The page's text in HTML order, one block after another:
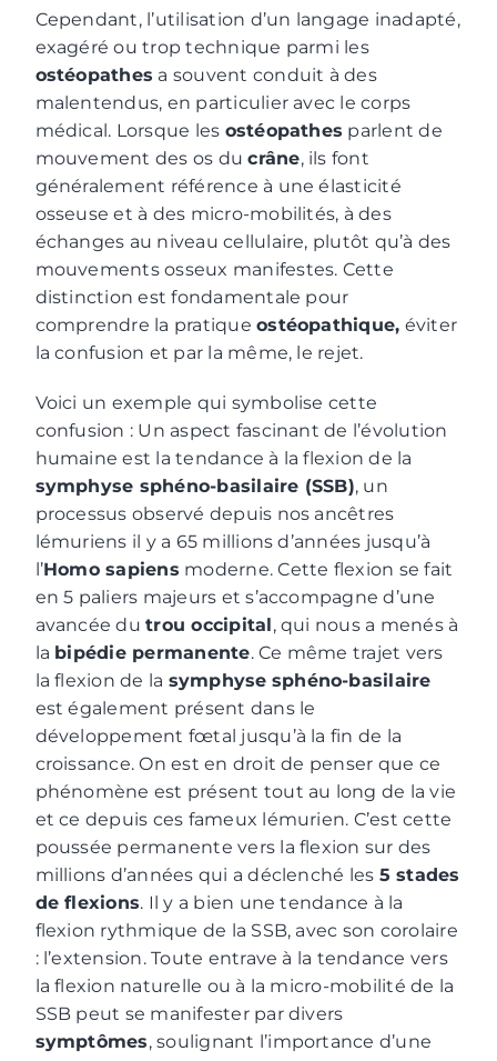
Cependant, l’utilisation d’un langage inadapté,
exagéré ou trop technique parmi les
ostéopathes a souvent conduit à des
malentendus, en particulier avec le corps
médical. Lorsque les ostéopathes parlent de
mouvement des os ducrâne, ils font
généralement référence à une élasticité
osseuse et à des micro-mobilités, à des
échanges au niveau cellulaire, plutôt qu’à des
mouvements osseux manifestes. Cette
distinction est fondamentale pour
comprendre la pratiqueostéopathique, éviter
la confusion et par la même, le rejet.
Voici un exemple qui symbolise cette
confusion : Un aspect fascinant de l’évolution
humaine est la tendance à la flexion de la
symphyse sphéno-basilaire (SSB), un
processus observé depuis nos ancêtres
lémuriens il y a 65 millions d’années jusqu’à
l’Homo sapiens moderne. Cette flexion se fait
en 5 paliers majeurs et s’accompagne d’une
avancée dutrou occipital , qui nous a menés à
la bipédie permanente. Ce même trajet vers
la flexion de la symphyse sphéno-basilaire
est également présent dans le
développement fœtal jusqu’à la fin de la
croissance. On est en droit de penser que ce
phénomène est présent tout au long de la vie
et ce depuis ces fameux lémurien. C’est cette
poussée permanente vers la flexion sur des
millions d’années qui a déclenché les 5 stades
de flexions. Il y a bien une tendance à la
flexion rythmique de la SSB, avec son corolaire
: l’extension. Toute entrave à la tendance vers
la flexion naturelle ou à la micro-mobilité de la
SSB peut se manifester par divers
symptômes, soulignant l’importance d’une